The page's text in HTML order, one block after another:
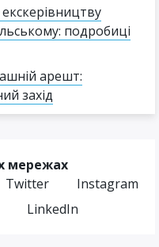
подробиці
арешт:
захід
мережах
Twitter
Instagram
LinkedIn